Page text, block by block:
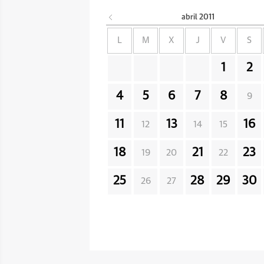
abril 2011
L M X J V S
1 2
4 5 6 7 8 9
11 12 13 14 15 16
18 19 20 21 22 23
25 26 27 28 29 30